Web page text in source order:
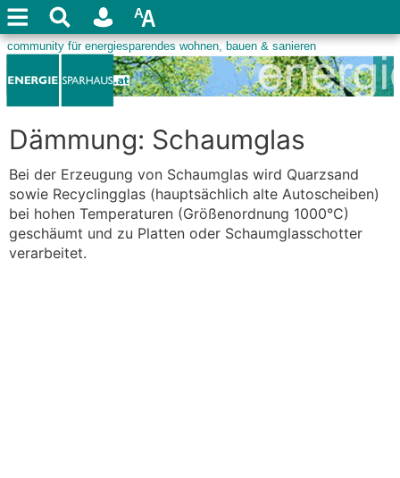
Dämmung: Schaumglas
Bei der Erzeugung von Schaumglas wird Quarzsand
sowie Recyclingglas (hauptsächlich alte Autoscheiben)
bei hohen Temperaturen (Größenordnung 1000°C)
geschäumt und zu Platten oder Schaumglasschotter
verarbeitet.